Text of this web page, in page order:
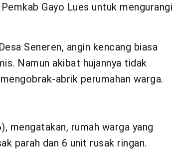
Gayo Lues untuk mengurangi
Seneren, angin kencang biasa
Namun akibat hujannya tidak
abrik perumahan warga.
mengatakan, rumah warga yang
parah dan 6 unit rusak ringan.